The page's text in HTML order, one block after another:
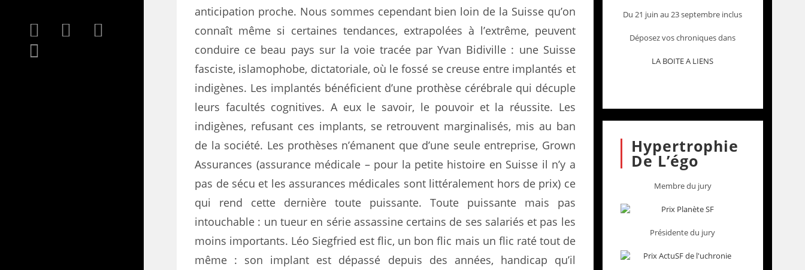
anticipation proche. Nous sommes cependant bien loin de la Suisse qu’on
connaît même si certaines tendances, extrapolées à l’extrême, peuvent
conduire ce beau pays sur la voie tracée par Yvan Bidiville : une Suisse
fasciste, islamophobe, dictatoriale, où le fossé se creuse entre implantés et
indigènes. Les implantés bénéficient d’une prothèse cérébrale qui décuple
leurs facultés cognitives. A eux le savoir, le pouvoir et la réussite. Les
indigènes, refusant ces implants, se retrouvent marginalisés, mis au ban
de la société. Les prothèses n’émanent que d’une seule entreprise, Grown
Assurances (assurance médicale – pour la petite histoire en Suisse il n’y a
pas de sécu et les assurances médicales sont littéralement hors de prix) ce
qui rend cette dernière toute puissante. Toute puissante mais pas
intouchable : un tueur en série assassine certains de ses salariés et pas les
moins importants. Léo Siegfried est flic, un bon flic mais un flic raté tout de
même : son implant est dépassé depuis des années, handicap qu’il
Du 21 juin au 23 septembre inclus
Déposez vos chroniques dans
LA BOITE A LIENS
Hypertrophie
De L’égo
Membre du jury
Présidente du jury